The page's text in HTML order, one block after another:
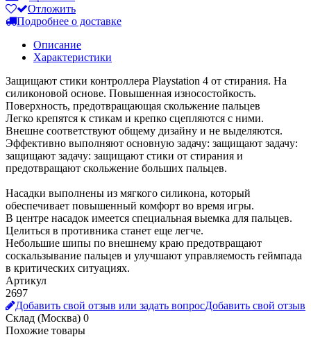
Отложить
Подробнее о доставке
Описание
Характеристики
Защищают стики контроллера Playstation 4 от стирания. На
силиконовой основе. Повышенная износостойкость.
Поверхность, предотвращающая скольжение пальцев
Легко крепятся к стикам и крепко сцепляются с ними.
Внешне соответствуют общему дизайну и не выделяются.
Эффективно выполняют основную задачу: защищают задачу:
защищают задачу: защищают стики от стирания и
предотвращают скольжение больших пальцев.
Насадки выполнены из мягкого силикона, который
обеспечивает повышенный комфорт во время игры.
В центре насадок имеется специальная выемка для пальцев.
Целиться в противника станет еще легче.
Небольшие шипы по внешнему краю предотвращают
соскальзывание пальцев и улучшают управляемость геймпада
в критических ситуациях.
Артикул
2697
Добавить свой отзыв или задать вопросДобавить свой отзыв
Склад (Москва) 0
Похожие товары